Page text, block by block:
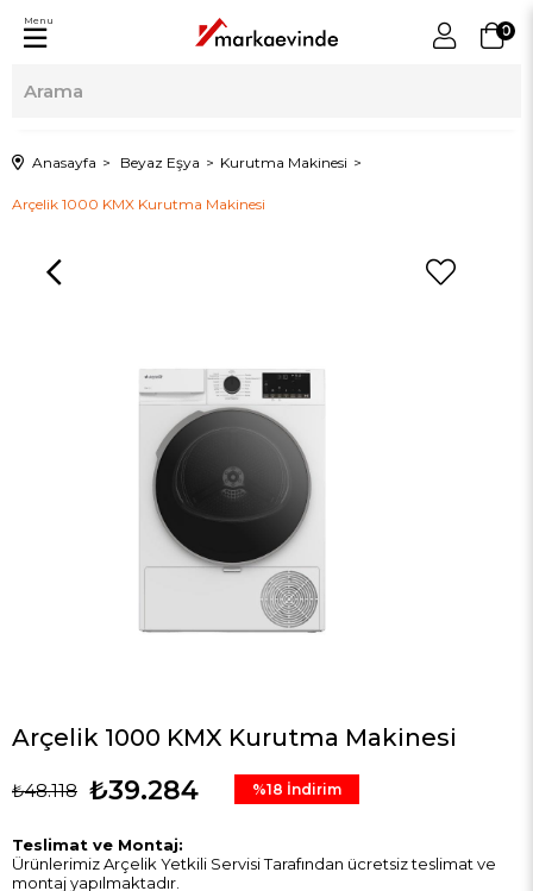
0
Menu
Anasayfa Beyaz Eşya Kurutma Makinesi
Arçelik 1000 KMX Kurutma Makinesi
Arçelik 1000 KMX Kurutma Makinesi
₺48.118 ₺39.284 %18 İndirim
Teslimat ve Montaj:
Ürünlerimiz Arçelik Yetkili Servisi Tarafından ücretsiz teslimat ve
montaj yapılmaktadır.